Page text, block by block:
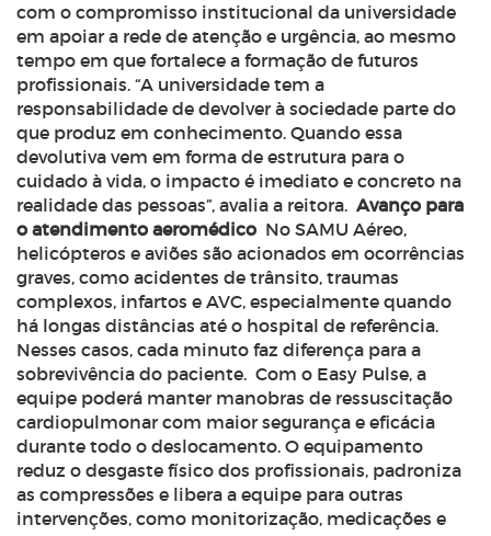
com o compromisso institucional da universidade
em apoiar a rede de atenção e urgência, ao mesmo
tempo em que fortalece a formação de futuros
profissionais. “A universidade tem a
responsabilidade de devolver à sociedade parte do
que produz em conhecimento. Quando essa
devolutiva vem em forma de estrutura para o
cuidado à vida, o impacto é imediato e concreto na
realidade das pessoas”, avalia a reitora. Avanço para
o atendimento aeromédico No SAMU Aéreo,
helicópteros e aviões são acionados em ocorrências
graves, como acidentes de trânsito, traumas
complexos, infartos e AVC, especialmente quando
há longas distâncias até o hospital de referência.
Nesses casos, cada minuto faz diferença para a
sobrevivência do paciente. Com o Easy Pulse, a
equipe poderá manter manobras de ressuscitação
cardiopulmonar com maior segurança e eficácia
durante todo o deslocamento. O equipamento
reduz o desgaste físico dos profissionais, padroniza
as compressões e libera a equipe para outras
intervenções, como monitorização, medicações e